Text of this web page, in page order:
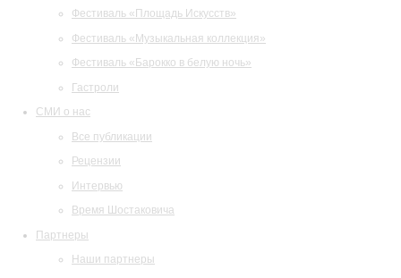
Фестиваль «Площадь Искусств»
Фестиваль «Музыкальная коллекция»
Фестиваль «Барокко в белую ночь»
Гастроли
СМИ о нас
Все публикации
Рецензии
Интервью
Время Шостаковича
Партнеры
Наши партнеры